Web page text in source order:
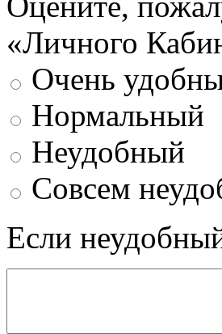
«Личного
Очень
Нормальный
Неудобный
Совсем
Если